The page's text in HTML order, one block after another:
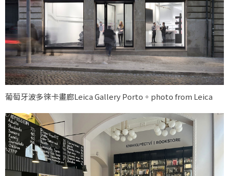
葡萄牙波多徠卡畫廊Leica Gallery Porto。photo from Leica